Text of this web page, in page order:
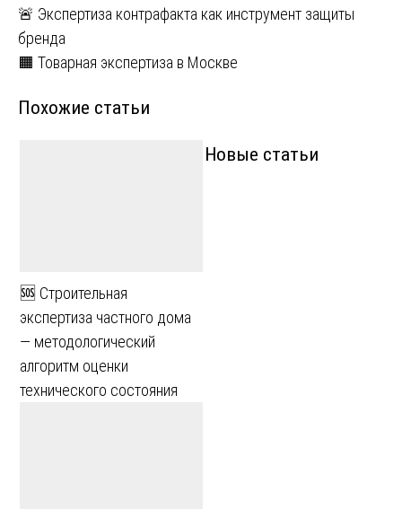
Навигация
по
🚨 Экспертиза контрафакта как инструмент защиты
бренда
🟧 Товарная экспертиза в Москве
Похожие статьи
🆘 Строительная
экспертиза частного дома
— методологический
алгоритм оценки
технического состояния
Новые статьи